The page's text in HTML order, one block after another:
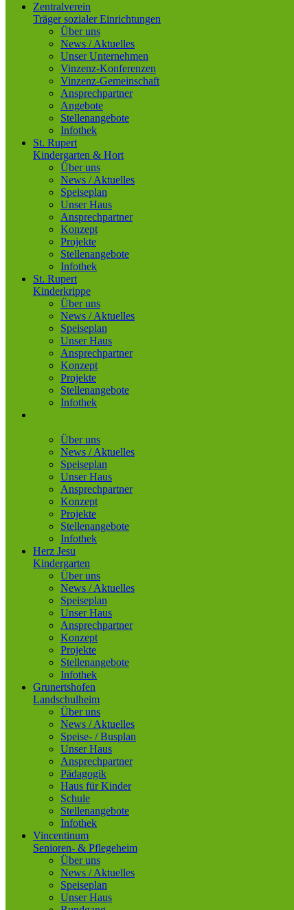
Zentralverein
Träger sozialer Einrichtungen
Über uns
News / Aktuelles
Unser Unternehmen
Vinzenz-Konferenzen
Vinzenz-Gemeinschaft
Ansprechpartner
Angebote
Stellenangebote
Infothek
St. Rupert
Kindergarten & Hort
Über uns
News / Aktuelles
Speiseplan
Unser Haus
Ansprechpartner
Konzept
Projekte
Stellenangebote
Infothek
St. Rupert
Kinderkrippe
Über uns
News / Aktuelles
Speiseplan
Unser Haus
Ansprechpartner
Konzept
Projekte
Stellenangebote
Infothek
Über uns
News / Aktuelles
Speiseplan
Unser Haus
Ansprechpartner
Konzept
Projekte
Stellenangebote
Infothek
Herz Jesu
Kindergarten
Über uns
News / Aktuelles
Speiseplan
Unser Haus
Ansprechpartner
Konzept
Projekte
Stellenangebote
Infothek
Grunertshofen
Landschulheim
Über uns
News / Aktuelles
Speise- / Busplan
Unser Haus
Ansprechpartner
Pädagogik
Haus für Kinder
Schule
Stellenangebote
Infothek
Vincentinum
Senioren- & Pflegeheim
Über uns
News / Aktuelles
Speiseplan
Unser Haus